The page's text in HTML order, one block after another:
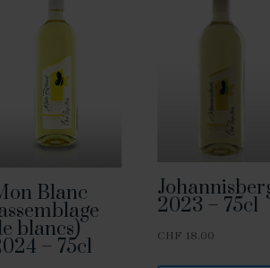
Blanc
blancs)
– 75cl
2023 – 75cl
CHF 18.00